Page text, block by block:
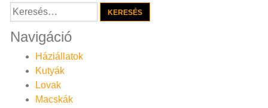
Keresés:
Navigáció
Háziállatok
Kutyák
Lovak
Macskák